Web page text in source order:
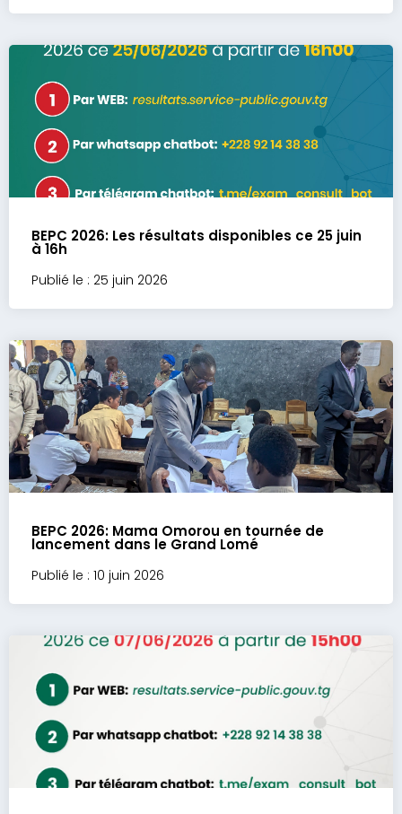
BEPC 2026: Les résultats disponibles ce 25 juin
à 16h
Publié le : 25 juin 2026
BEPC 2026: Mama Omorou en tournée de
lancement dans le Grand Lomé
Publié le : 10 juin 2026